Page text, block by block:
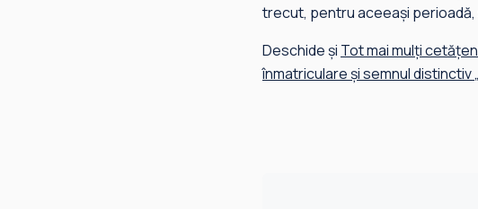
trecut, pentru aceeași
Deschide și Tot mai mulți
înmatriculare și semnul distinctiv